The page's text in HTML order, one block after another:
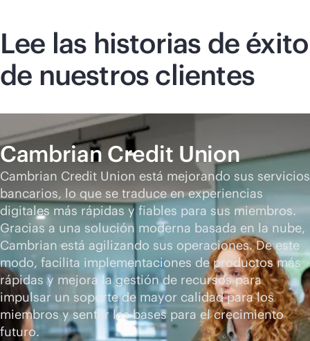
Lee las historias de éxito
de nuestros clientes
Cambrian Credit Union
Cambrian Credit Union está mejorando sus servicios
bancarios, lo que se traduce en experiencias
digitales más rápidas y fiables para sus miembros.
Gracias a una solución moderna basada en la nube,
Cambrian está agilizando sus operaciones. De este
modo, facilita implementaciones de productos más
rápidas y mejora la gestión de recursos para
impulsar un soporte de mayor calidad para los
miembros y sentar las bases para el crecimiento
futuro.